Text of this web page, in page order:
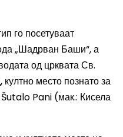
го посетуваат
„Шадрван Баши“, а
од црквата Св.
место познато за
Pani (мак.: Кисела